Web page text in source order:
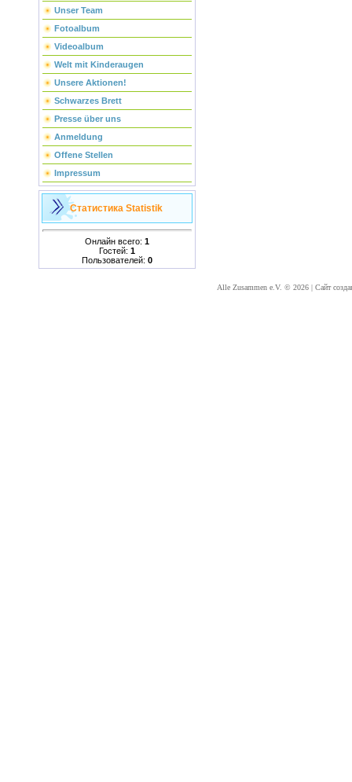
Unser Team
Fotoalbum
Videoalbum
Welt mit Kinderaugen
Unsere Aktionen!
Schwarzes Brett
Presse über uns
Anmeldung
Offene Stellen
Impressum
Статистика Statistik
Онлайн всего: 1
Гостей: 1
Пользователей: 0
Alle Zusammen e.V. © 2026 | Сайт